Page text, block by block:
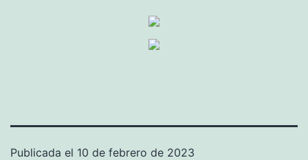
Publicada el 10 de febrero de 2023